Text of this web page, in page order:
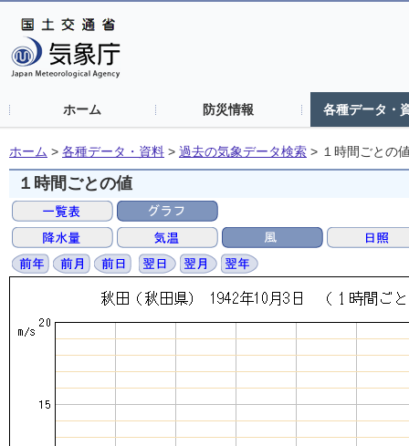
ホーム 防災情報 各種データ・
ホーム > 各種データ・資料 > 過去の気象データ検索 > １時間ごとの
１時間ごとの値